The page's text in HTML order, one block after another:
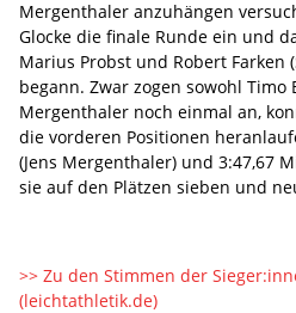
Mergenthaler anzuhängen
Glocke die finale Runde ein und
Marius Probst und Robert Farken
begann. Zwar zogen sowohl Timo
Mergenthaler noch einmal an,
die vorderen Positionen
(Jens Mergenthaler) und 3:47,67
sie auf den Plätzen sieben und
>> Zu den Stimmen der
(leichtathletik.de)